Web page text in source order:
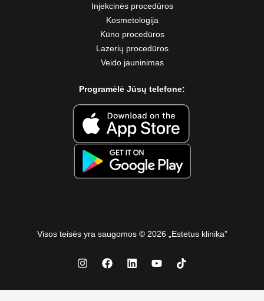
Injekcinės procedūros
Kosmetologija
Kūno procedūros
Lazerių procedūros
Veido jauninimas
Programėlė Jūsų telefone:
Visos teisės yra saugomos © 2026 „Estetus klinika”